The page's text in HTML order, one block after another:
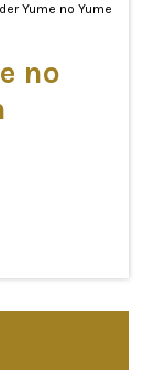
Yume no Yume
no